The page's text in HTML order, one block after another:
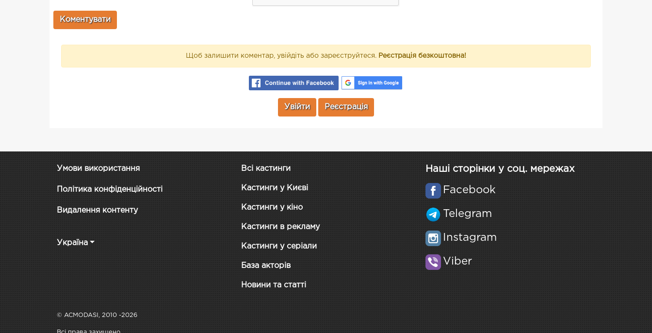
Щоб залишити коментар, увійдіть або зареєструйтеся. Реєстрація безкоштовна!
Увійти Реєстрація
Умови використання
Політика конфіденційності
Видалення контенту
Україна
Всі кастинги
Кастинги у Києві
Кастинги у кіно
Кастинги в рекламу
Кастинги у серіали
База акторів
Новини та статті
Наші сторінки у соц. мережах
Facebook
Telegram
Instagram
Viber
© ACMODASI, 2010 -2026